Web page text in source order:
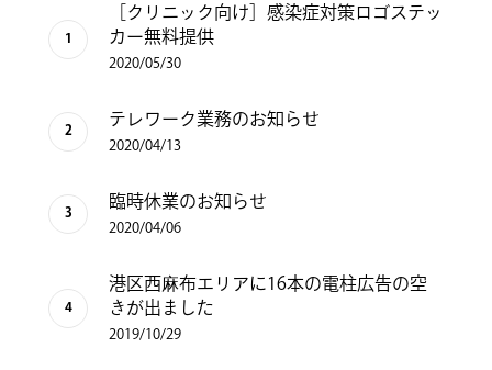
［クリニック向け］感染症対策ロゴステッ
カー無料提供
2020/05/30
テレワーク業務のお知らせ
2020/04/13
臨時休業のお知らせ
2020/04/06
港区西麻布エリアに16本の電柱広告の空
きが出ました
2019/10/29